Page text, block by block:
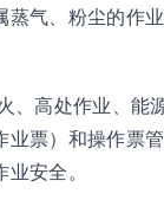
气、粉尘的作
、高处作业、能
票）和操作票
安全。